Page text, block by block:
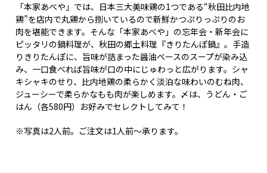
「本家あべや」では、日本三大美味鶏の1つである“秋田比内地
鶏”を店内で丸鶏から捌いているので新鮮かつぷりっぷりのお
肉を堪能できます。そんな「本家あべや」の忘年会・新年会に
ピッタリの鍋料理が、秋田の郷土料理『きりたんぽ鍋』。手造
りきりたんぽに、旨味が詰まった醤油ベースのスープが染み込
み、一口食べれば旨味が口の中にじゅわっと広がります。シャ
キシャキのせり、比内地鶏の柔らかく淡泊な味わいのむね肉、
ジューシーで柔らかなもも肉が楽しめます。〆は、うどん・ご
はん（各580円）お好みでセレクトしてみて！
※写真は2人前。ご注文は1人前～承ります。